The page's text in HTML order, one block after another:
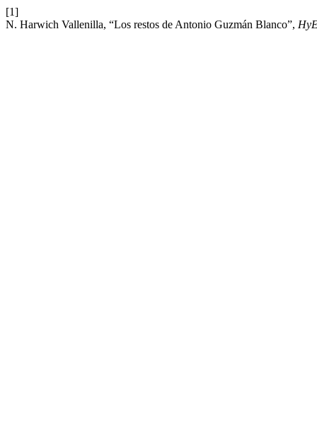
[1]
N. Harwich Vallenilla, “Los restos de Antonio Guzmán Blanco”,